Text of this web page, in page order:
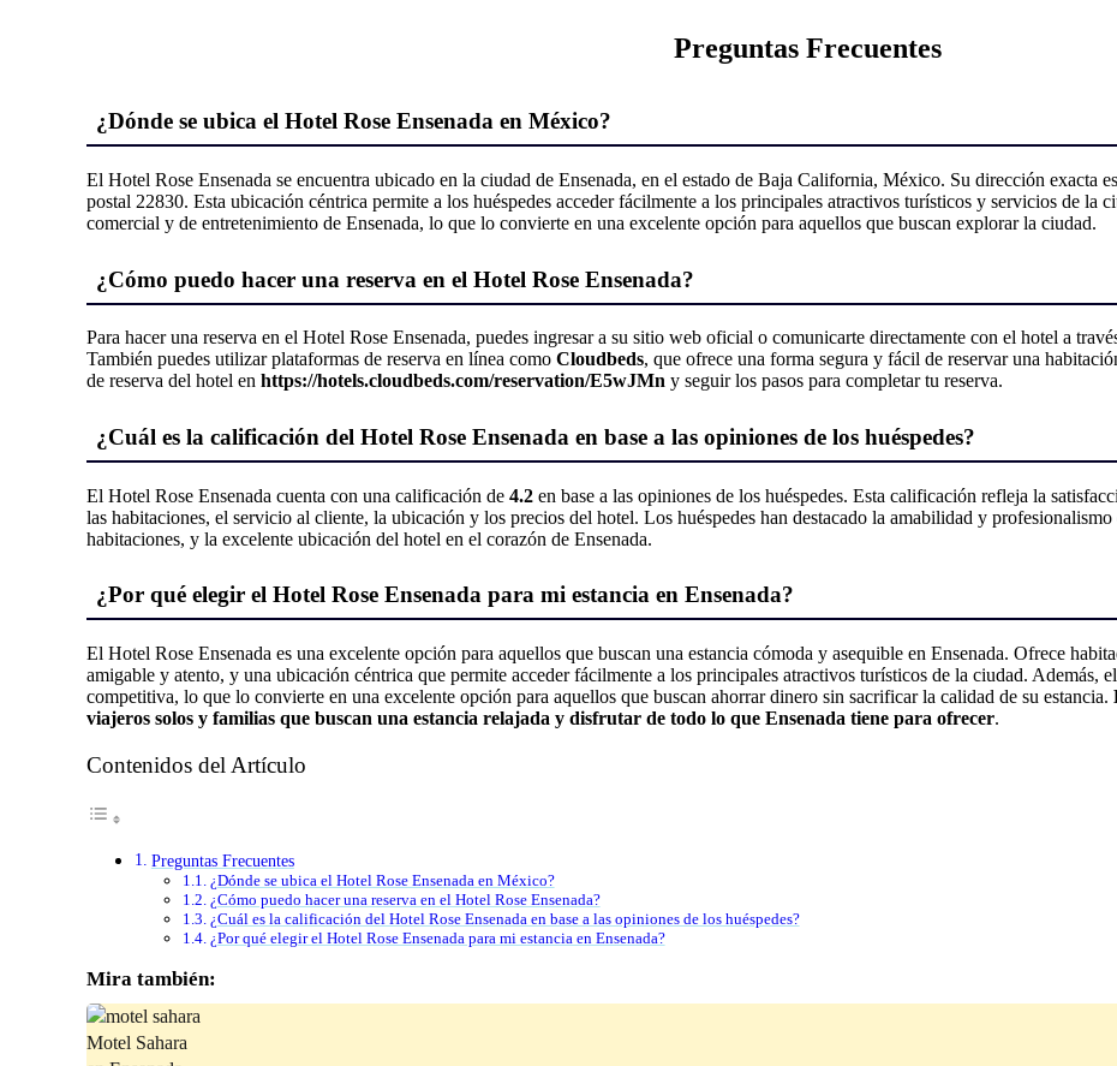
Preguntas Frecuentes
¿Dónde se ubica el Hotel Rose Ensenada en México?
El Hotel Rose Ensenada se encuentra ubicado en la ciudad de Ensenada, en el estado de Baja California, México. Su dirección
postal 22830. Esta ubicación céntrica permite a los huéspedes acceder fácilmente a los principales atractivos turísticos y servicios de la
comercial y de entretenimiento de Ensenada, lo que lo convierte en una excelente opción para aquellos que buscan explorar la ciudad.
¿Cómo puedo hacer una reserva en el Hotel Rose Ensenada?
Para hacer una reserva en el Hotel Rose Ensenada, puedes ingresar a su sitio web oficial o comunicarte directamente con el hotel a
También puedes utilizar plataformas de reserva en línea como Cloudbeds, que ofrece una forma segura y fácil de reservar una
de reserva del hotel en https://hotels.cloudbeds.com/reservation/E5wJMn y seguir los pasos para completar tu reserva.
¿Cuál es la calificación del Hotel Rose Ensenada en base a las opiniones de los huéspedes?
El Hotel Rose Ensenada cuenta con una calificación de 4.2 en base a las opiniones de los huéspedes. Esta calificación refleja la
las habitaciones, el servicio al cliente, la ubicación y los precios del hotel. Los huéspedes han destacado la amabilidad y
habitaciones, y la excelente ubicación del hotel en el corazón de Ensenada.
¿Por qué elegir el Hotel Rose Ensenada para mi estancia en Ensenada?
El Hotel Rose Ensenada es una excelente opción para aquellos que buscan una estancia cómoda y asequible en Ensenada. Ofrece
amigable y atento, y una ubicación céntrica que permite acceder fácilmente a los principales atractivos turísticos de la ciudad. Además,
competitiva, lo que lo convierte en una excelente opción para aquellos que buscan ahorrar dinero sin sacrificar la calidad de su estancia.
viajeros solos y familias que buscan una estancia relajada y disfrutar de todo lo que Ensenada tiene para ofrecer.
Contenidos del Artículo
Preguntas Frecuentes
¿Dónde se ubica el Hotel Rose Ensenada en México?
¿Cómo puedo hacer una reserva en el Hotel Rose Ensenada?
¿Cuál es la calificación del Hotel Rose Ensenada en base a las opiniones de los huéspedes?
¿Por qué elegir el Hotel Rose Ensenada para mi estancia en Ensenada?
Mira también: